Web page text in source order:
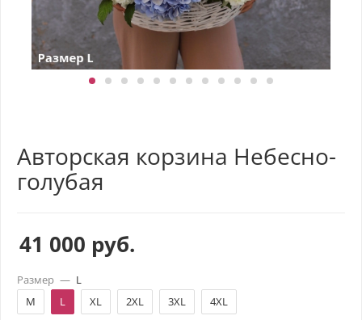
Авторская корзина Небесно-
голубая
41 000 руб.
Размер — L
M
L XL 2XL 3XL 4XL